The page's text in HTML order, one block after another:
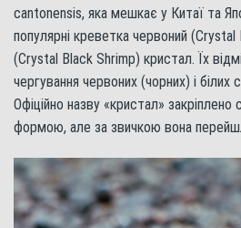
cantonensis, яка мешкає у Китаї та
популярні креветка червоний (Crystal
(Crystal Black Shrimp) кристал. Їх
чергування червоних (чорних) і білих
Офіційно назву «кристал»
формою, але за звичкою вона